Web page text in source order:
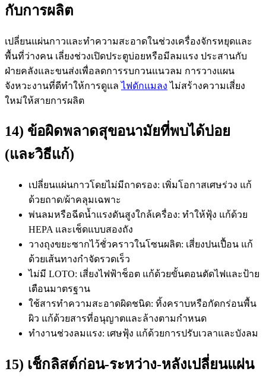
กับการผลิต
เปลี่ยนแผ่นกาวและทำความสะอาดในช่วงเครื่องจักรหยุดและ
พื้นที่ว่างคน เลี่ยงช่วงเปิดประตูบ่อยหรือมีลมแรง ประสานกับ
ฝ่ายคลังและขนส่งเพื่อลดการรบกวนแนวลม การวางแผน
จังหวะงานที่ดีทำให้การดูแลไฟดักแมลง ไม่สร้างความเสี่ยง
ใหม่ให้สายการผลิต
14) ข้อผิดพลาดสุขอนามัยที่พบได้บ่อย
(และวิธีแก้)
เปลี่ยนแผ่นกาวโดยไม่มีถาดรอง: เพิ่มโอกาสเศษร่วง แก้
ด้วยถาด/ผ้าคลุมเฉพาะ
พ่นลมหรือฉีดน้ำแรงดันสูงใกล้เครื่อง: ทำให้ฟุ้ง แก้ด้วย
HEPA และเช็ดแบบสองถัง
วางถุงขยะซากไว้ชั่วคราวในโซนผลิต: เสี่ยงปนเปื้อน แก้
ด้วยเส้นทางกำจัดรวดเร็ว
ไม่มี LOTO: เสี่ยงไฟฟ้าช็อต แก้ด้วยขั้นตอนตัดไฟและป้าย
เตือนมาตรฐาน
ใช้สารทำความสะอาดผิดชนิด: ทิ้งคราบหรือกัดกร่อนพื้น
ผิว แก้ด้วยสารที่อนุญาตและล้างตามกำหนด
ทำงานช่วงลมแรง: เศษฟุ้ง แก้ด้วยการปรับเวลาและบังลม
15) เช็กลิสต์ก่อน-ระหว่าง-หลังเปลี่ยนแผ่น